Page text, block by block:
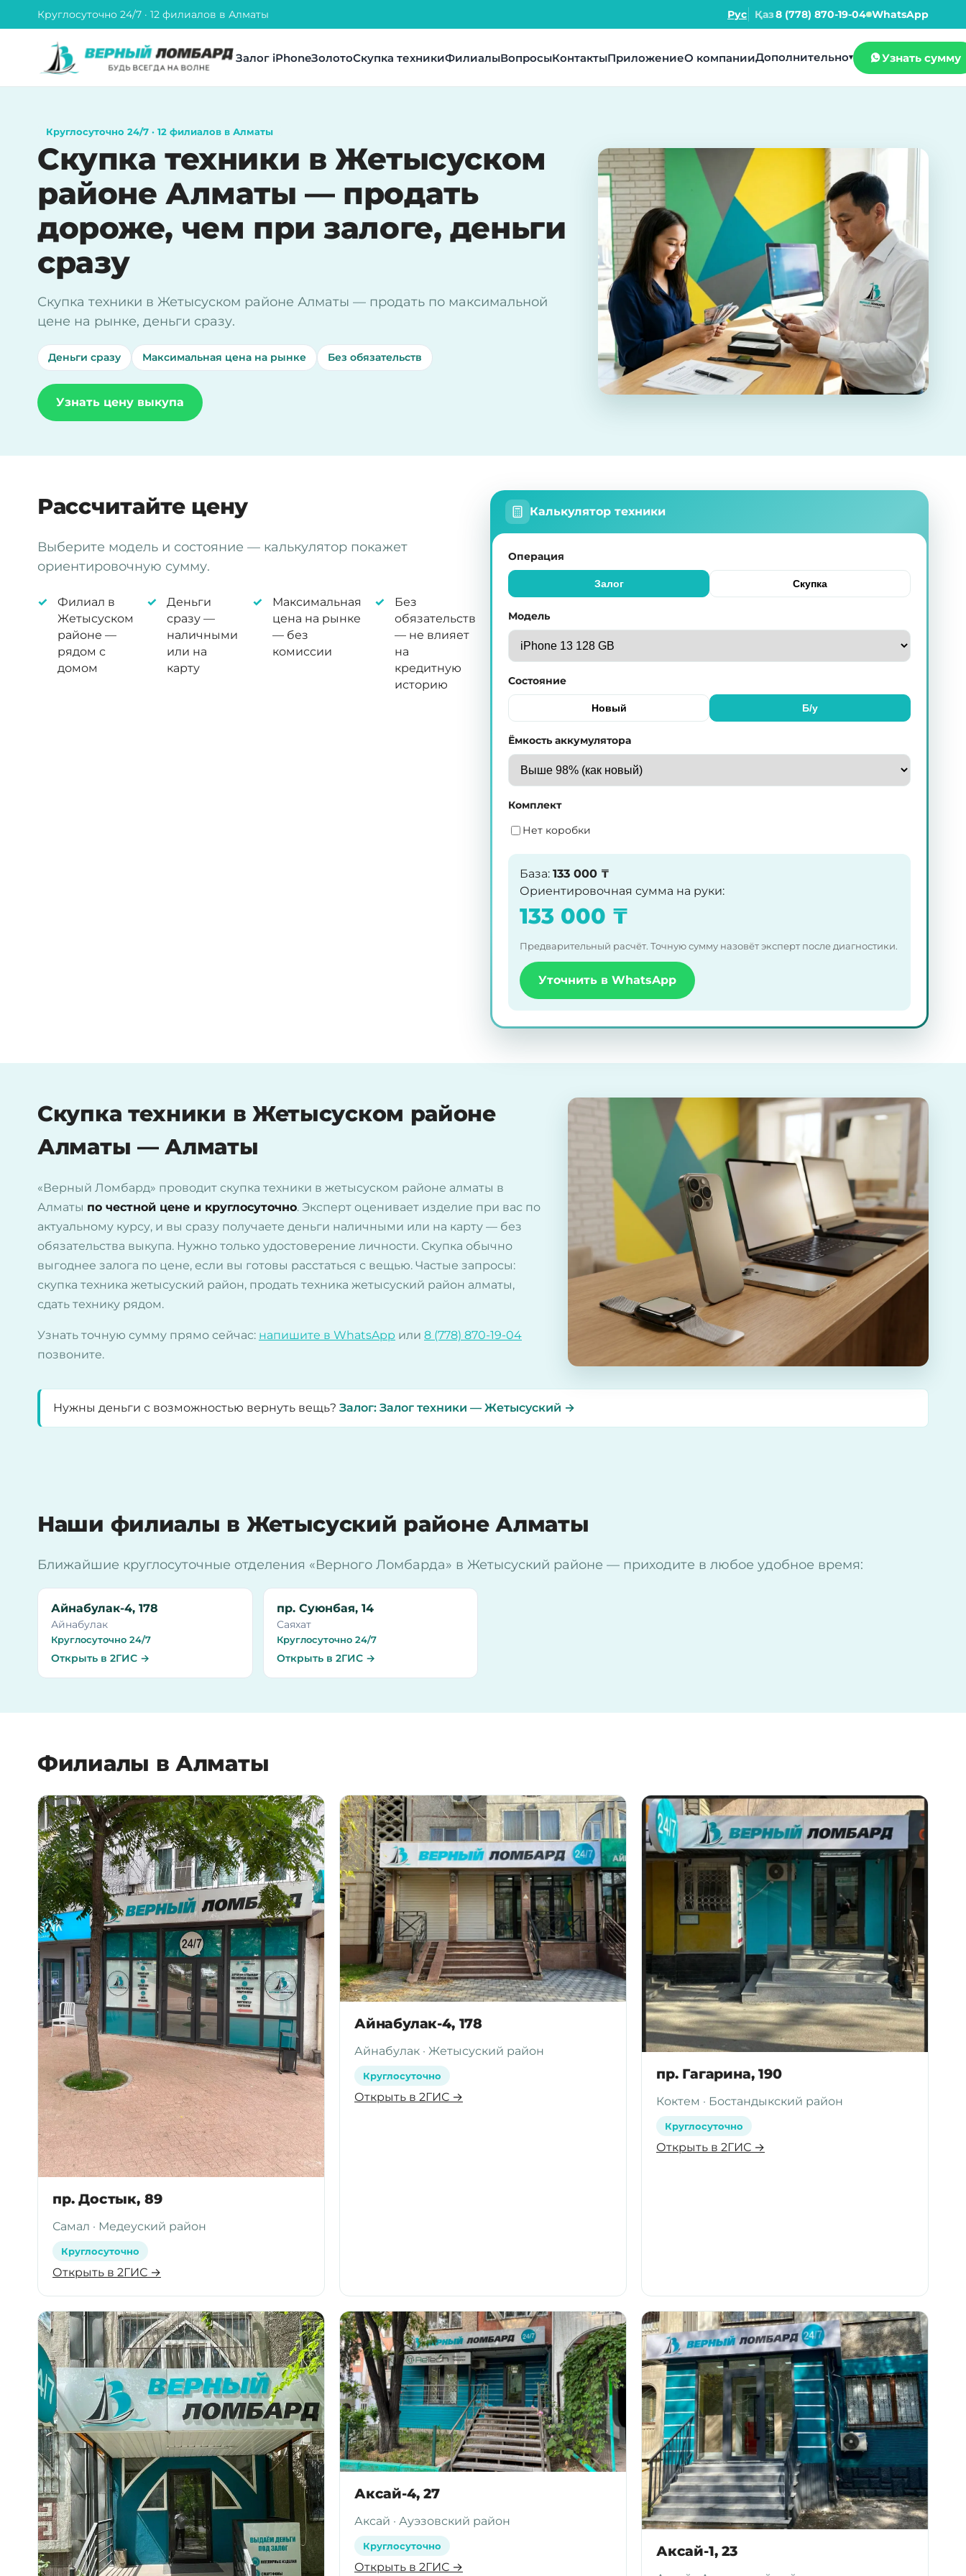
Круглосуточно 24/7 · 12 филиалов в Алматы Рус Қаз8 (778) 870-19-04 WhatsApp
Залог iPhoneЗолотоСкупка техникиФилиалыВопросыКонтактыПриложениеО компанииДополнительно▾ Узнать сумму
Круглосуточно 24/7 · 12 филиалов в Алматы
Скупка техники в Жетысуском
районе Алматы — продать
дороже, чем при залоге, деньги
сразу
Скупка техники в Жетысуском районе Алматы — продать по максимальной
цене на рынке, деньги сразу.
Деньги сразу Максимальная цена на рынке Без обязательств
Узнать цену выкупа
Рассчитайте цену
Выберите модель и состояние — калькулятор покажет
ориентировочную сумму.
Филиал в
Жетысуском
районе —
рядом с
домом
Деньги
сразу —
наличными
или на
карту
Максимальная
цена на рынке
— без
комиссии
Без
обязательств
— не влияет
на
кредитную
историю
Калькулятор техники
Операция
Залог Скупка
Модель
Состояние
Новый Б/у
Ёмкость аккумулятора
Комплект
Нет коробки
База: 133 000 ₸
Ориентировочная сумма на руки:
133 000 ₸
Предварительный расчёт. Точную сумму назовёт эксперт после диагностики.
Уточнить в WhatsApp
Скупка техники в Жетысуском районе
Алматы — Алматы
«Верный Ломбард» проводит скупка техники в жетысуском районе алматы в
Алматы по честной цене и круглосуточно. Эксперт оценивает изделие при вас по
актуальному курсу, и вы сразу получаете деньги наличными или на карту — без
обязательства выкупа. Нужно только удостоверение личности. Скупка обычно
выгоднее залога по цене, если вы готовы расстаться с вещью. Частые запросы:
скупка техника жетысуский район, продать техника жетысуский район алматы,
сдать технику рядом.
Узнать точную сумму прямо сейчас: напишите в WhatsApp или 8 (778) 870-19-04
позвоните.
Нужны деньги с возможностью вернуть вещь? Залог: Залог техники — Жетысуский →
Наши филиалы в Жетысуский районе Алматы
Ближайшие круглосуточные отделения «Верного Ломбарда» в Жетысуский районе — приходите в любое удобное время:
Айнабулак-4, 178
Айнабулак
Круглосуточно 24/7
Открыть в 2ГИС →
пр. Суюнбая, 14
Саяхат
Круглосуточно 24/7
Открыть в 2ГИС →
Филиалы в Алматы
пр. Достык, 89
Самал · Медеуский район
Круглосуточно
Открыть в 2ГИС →
Айнабулак-4, 178
Айнабулак · Жетысуский район
Круглосуточно
Открыть в 2ГИС →
пр. Гагарина, 190
Коктем · Бостандыкский район
Круглосуточно
Открыть в 2ГИС →
Аксай-4, 27
Аксай · Ауэзовский район
Круглосуточно
Открыть в 2ГИС →
Аксай-1, 23